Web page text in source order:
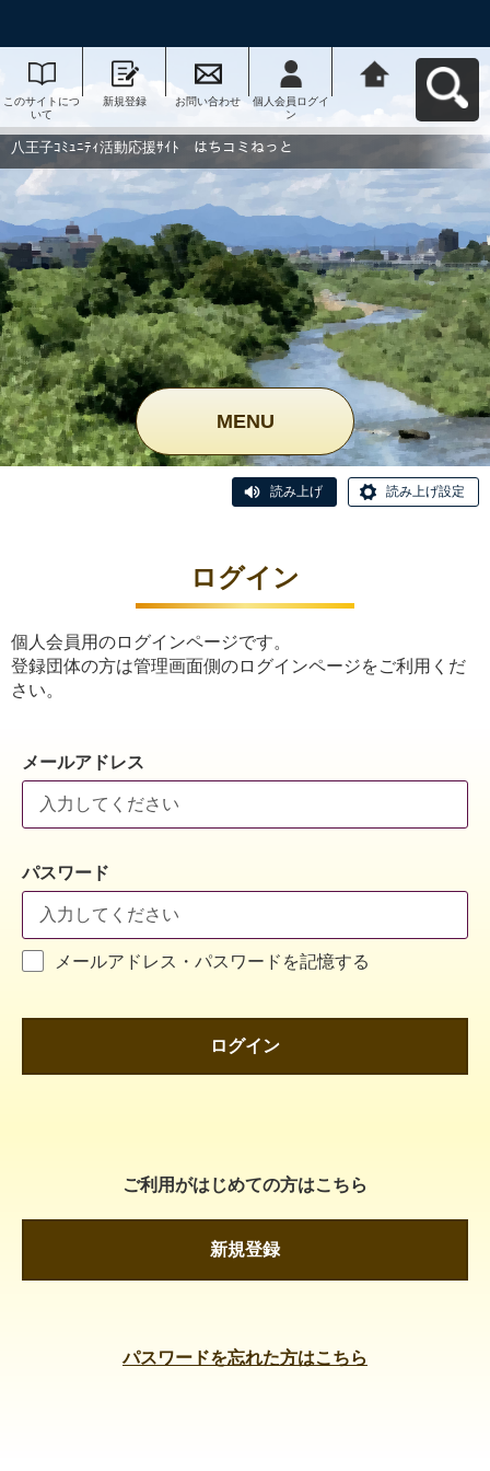
このサイトにつ
いて
新規登録 お問い合わせ
個人会員ログイ
ン
動応援ｻｲﾄ はち
コミねっとへ戻
八王子ｺﾐｭﾆﾃｨ活動応援ｻｲﾄ はちコミねっと
MENU
読み上げ 読み上げ設定
ログイン
個人会員用のログインページです。
登録団体の方は管理画面側のログインページをご利用くだ
さい。
メールアドレス
パスワード
メールアドレス・パスワードを記憶する
ログイン
ご利用がはじめての方はこちら
新規登録
パスワードを忘れた方はこちら